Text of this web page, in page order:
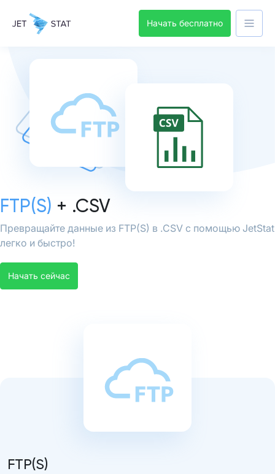
Начать бесплатно
FTP(S) + .CSV
Превращайте данные из FTP(S) в .CSV с помощью JetStat
легко и быстро!
Начать сейчас
FTP(S)